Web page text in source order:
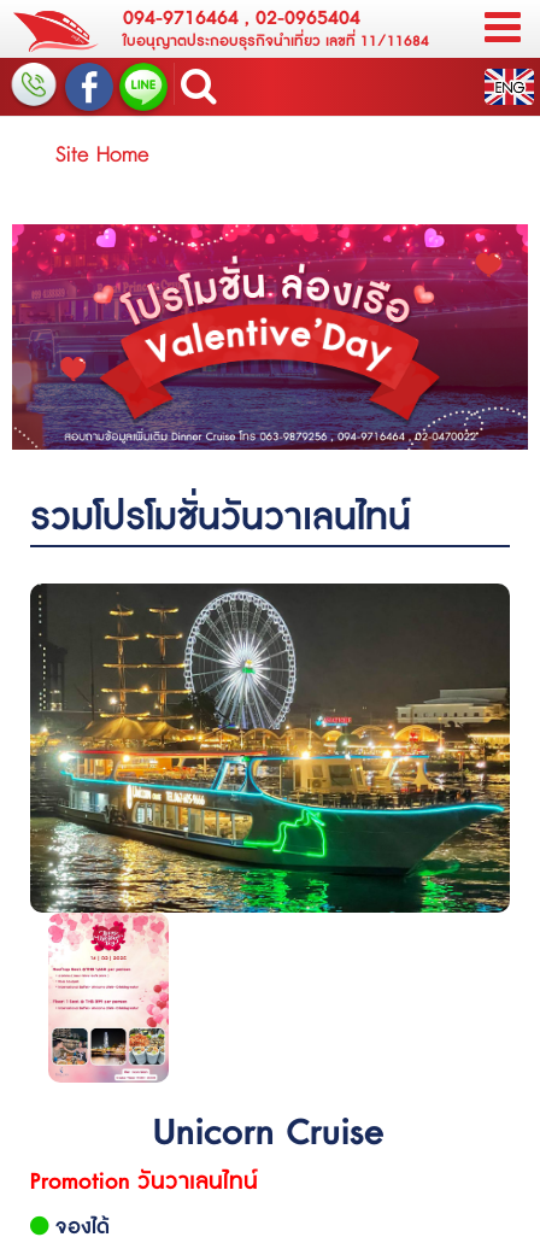
094-9716464, 02-0965404
ใบอนุญาตประกอบธุรกิจนำเที่ยว เลขที่ 11/11684
Site Home
รวมโปรโมชั่นวันวาเลนไทน์
Unicorn Cruise
Promotion วันวาเลนไทน์
จองได้